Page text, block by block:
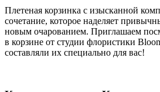
Плетеная корзинка с изысканной
сочетание, которое наделяет
новым очарованием. Приглашаем
в корзине от студии флористики
составляли их специально для вас!